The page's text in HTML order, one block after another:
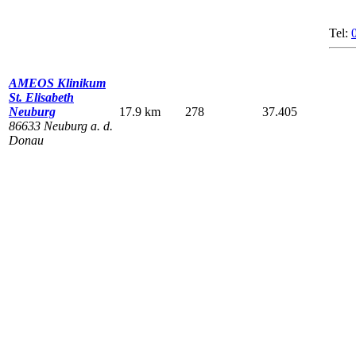
AMEOS Klinikum
St. Elisabeth
Neuburg
86633 Neuburg a. d.
Donau
17.9 km 278 37.405
Tel: